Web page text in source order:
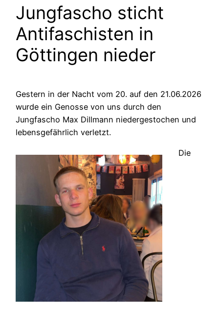
Jungfascho sticht
Antifaschisten in
Göttingen nieder
Gestern in der Nacht vom 20. auf den 21.06.2026
wurde ein Genosse von uns durch den
Jungfascho Max Dillmann niedergestochen und
lebensgefährlich verletzt.
Die